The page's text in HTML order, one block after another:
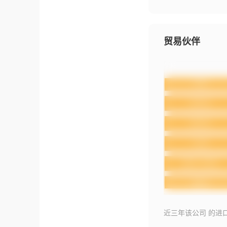
贸易伙伴
近三年该公司 的进